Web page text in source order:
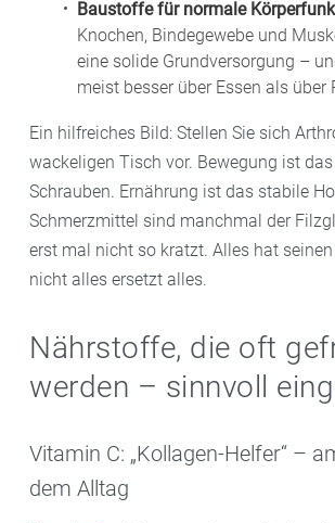
Baustoffe für normale
Knochen, Bindegewebe und
eine solide Grundversorgung –
meist besser über Essen als über
Ein hilfreiches Bild: Stellen Sie sich
wackeligen Tisch vor. Bewegung ist
Schrauben. Ernährung ist das stabile
Schmerzmittel sind manchmal der
erst mal nicht so kratzt. Alles hat
nicht alles ersetzt alles.
Nährstoffe, die oft
werden – sinnvoll
Vitamin C: „Kollagen-Helfer“ –
dem Alltag